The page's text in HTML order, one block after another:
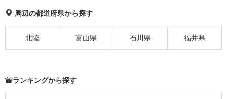
周辺の都道府県から探す
北陸 富山県 石川県 福井県
ランキングから探す